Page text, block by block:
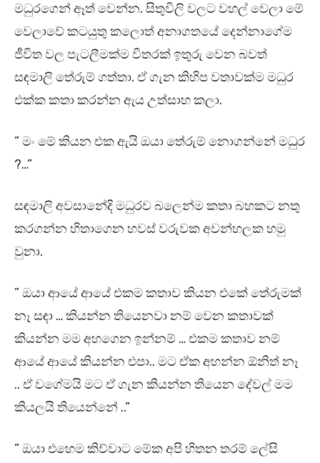
මධුරගෙන් ඈත් වෙන්න. සිතුවිලි වලට වහල් වෙලා මේ
වෙලාවේ කටයුතු කලොත් අනාගතයේ දෙන්නාගේම
ජීවිත වල පැටලීමක්ම විතරක් ඉතුරු වෙන බවත්
සඳමාලි තේරුම් ගත්තා. ඒ ගැන කිහිප වතාවක්ම මධුර
එක්ක කතා කරන්න ඇය උත්සාහ කලා.
” මං මේ කියන එක ඇයි ඔයා තේරුම් නොගන්නේ මධුර
?…”
සඳමාලි අවසානේදි මධුරව බලෙන්ම කතා බහකට නතු
කරගන්න හිතාගෙන හවස් වරුවක අවන්හලක හමු
වුනා.
” ඔයා ආයේ ආයේ එකම කතාව කියන එකේ තේරුමක්
නෑ සඳා … කියන්න තියෙනවා නම් වෙන කතාවක්
කියන්න මම අහගෙන ඉන්නම් … එකම කතාව නම්
ආයේ ආයේ කියන්න එපා.. මට ඒක අහන්න ඕනිත් නෑ
.. ඒ වගේමයි මට ඒ ගැන කියන්න තියෙන දේවල් මම
කියලයි තියෙන්නේ ..”
” ඔයා එහෙම කිව්වාට මේක අපි හිතන තරම් ලේසි